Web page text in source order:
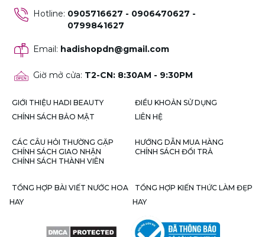
Hotline: 0905716627 - 0906470627 -
0799841627
Email: hadishopdn@gmail.com
Giờ mở cửa: T2-CN: 8:30AM - 9:30PM
GIỚI THIỆU HADI BEAUTY
ĐIỀU KHOẢN SỬ DỤNG
CHÍNH SÁCH BẢO MẬT
LIÊN HỆ
CÁC CÂU HỎI THƯỜNG GẶP
HƯỚNG DẪN MUA HÀNG
CHÍNH SÁCH GIAO NHẬN
CHÍNH SÁCH ĐỔI TRẢ
CHÍNH SÁCH THÀNH VIÊN
TỔNG HỢP BÀI VIẾT NƯỚC HOA
HAY
TỔNG HỢP KIẾN THỨC LÀM ĐẸP
HAY